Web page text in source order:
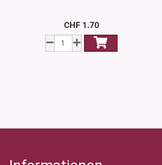
CHF 1.70